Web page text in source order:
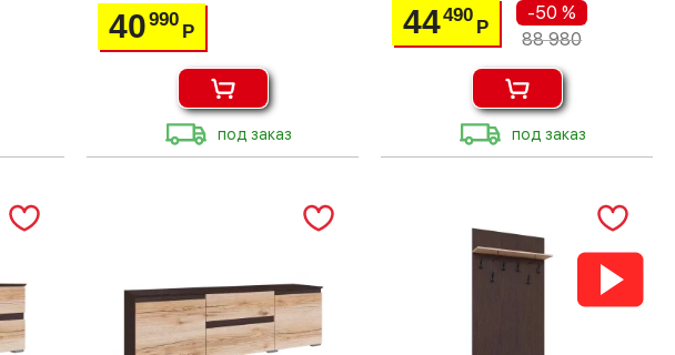
40990
Р
под заказ
44490
Р
-50 %
88 980
под заказ